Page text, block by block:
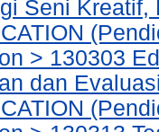
Seni
> 130303
dan